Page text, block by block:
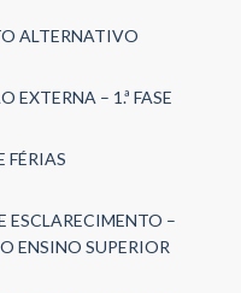
ALTERNATIVO
EXTERNA – 1.ª FASE
FÉRIAS
ESCLARECIMENTO –
ENSINO SUPERIOR